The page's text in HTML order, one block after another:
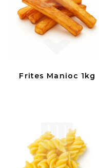
Frites Manioc 1kg